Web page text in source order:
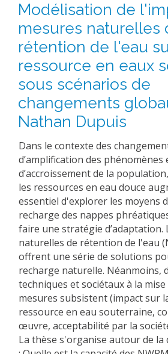
Modélisation de
mesures naturelles
rétention de l'eau
ressource en eaux
sous scénarios de
changements
Nathan Dupuis
Dans le contexte des
d’amplification des phénomènes
d’accroissement de la
les ressources en eau douce
essentiel d'explorer les moyens
recharge des nappes
faire une stratégie d’adaptation.
naturelles de rétention de l'eau
offrent une série de solutions
recharge naturelle. Néanmoins,
techniques et sociétaux à la
mesures subsistent (impact sur
ressource en eau souterraine,
œuvre, acceptabilité par la
La thèse s'organise autour de la